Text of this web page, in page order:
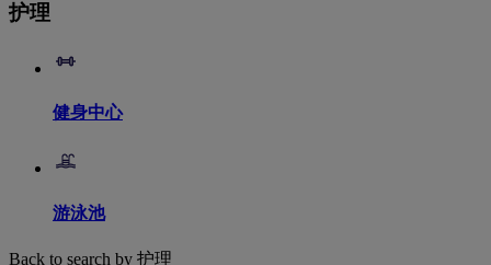
护理
健身中心
游泳池
Back to search by 护理